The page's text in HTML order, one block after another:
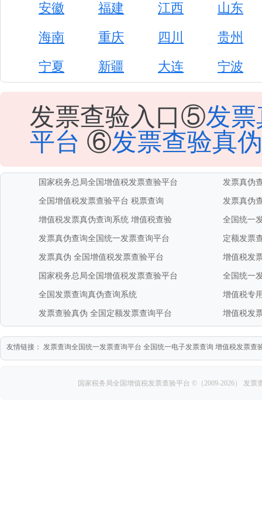
安徽
福建 江西
山东
海南
重庆 四川
贵州
宁夏
新疆 大连 宁波
发票查验入口⑤发
平台 ⑥发票查验真
国家税务总局全国增值税发票查验平台 发票真伪
全国增值税发票查验平台 税票查询 发票真伪
增值税发票真伪查询系统 增值税查验 全国统一
发票真伪查询全国统一发票查询平台 定额发票
发票真伪 全国增值税发票查验平台 增值税发
国家税务总局全国增值税发票查验平台 全国统一
全国发票查询真伪查询系统 增值税专
发票查验真伪 全国定额发票查询平台 增值税发
友情链接： 发票查询全国统一发票查询平台 全国统一电子发票查询 增值税发票查
国家税务局全国增值税发票查验平台©（2009-2026） 发票